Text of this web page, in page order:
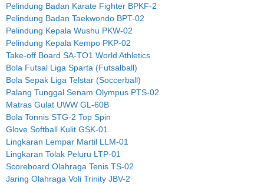
Pelindung Badan Karate Fighter BPKF-2
Pelindung Badan Taekwondo BPT-02
Pelindung Kepala Wushu PKW-02
Pelindung Kepala Kempo PKP-02
Take-off Board SA-TO1 World Athletics
Bola Futsal Liga Sparta (Futsalball)
Bola Sepak Liga Telstar (Soccerball)
Palang Tunggal Senam Olympus PTS-02
Matras Gulat UWW GL-60B
Bola Tonnis STG-2 Top Spin
Glove Softball Kulit GSK-01
Lingkaran Lempar Martil LLM-01
Lingkaran Tolak Peluru LTP-01
Scoreboard Olahraga Tenis TS-02
Jaring Olahraga Voli Trinity JBV-2